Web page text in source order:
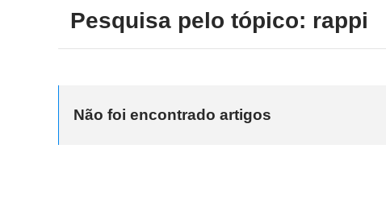
Pesquisa pelo tópico: rappi
Não foi encontrado artigos